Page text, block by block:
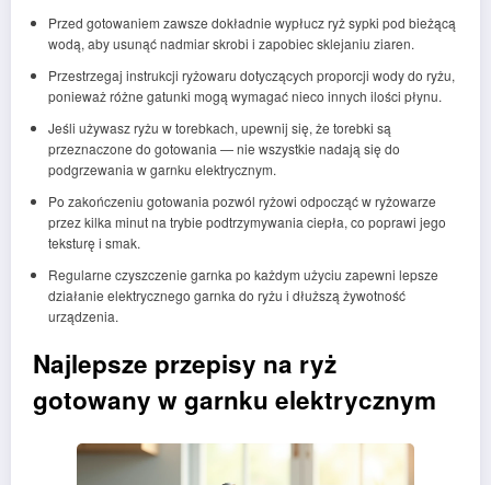
Przed gotowaniem zawsze dokładnie wypłucz ryż sypki pod bieżącą
wodą, aby usunąć nadmiar skrobi i zapobiec sklejaniu ziaren.
Przestrzegaj instrukcji ryżowaru dotyczących proporcji wody do ryżu,
ponieważ różne gatunki mogą wymagać nieco innych ilości płynu.
Jeśli używasz ryżu w torebkach, upewnij się, że torebki są
przeznaczone do gotowania — nie wszystkie nadają się do
podgrzewania w garnku elektrycznym.
Po zakończeniu gotowania pozwól ryżowi odpocząć w ryżowarze
przez kilka minut na trybie podtrzymywania ciepła, co poprawi jego
teksturę i smak.
Regularne czyszczenie garnka po każdym użyciu zapewni lepsze
działanie elektrycznego garnka do ryżu i dłuższą żywotność
urządzenia.
Najlepsze przepisy na ryż
gotowany w garnku elektrycznym